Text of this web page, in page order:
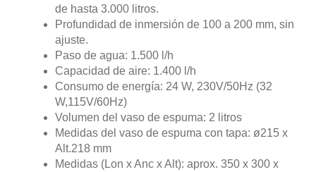
de hasta 3.000 litros.
Profundidad de inmersión de 100 a 200 mm, sin
ajuste.
Paso de agua: 1.500 l/h
Capacidad de aire: 1.400 l/h
Consumo de energía: 24 W, 230V/50Hz (32
W,115V/60Hz)
Volumen del vaso de espuma: 2 litros
Medidas del vaso de espuma con tapa: ø215 x
Alt.218 mm
Medidas (Lon x Anc x Alt): aprox. 350 x 300 x